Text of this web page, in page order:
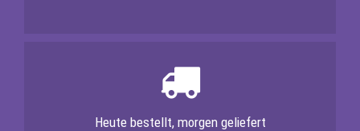
Heute bestellt, morgen geliefert